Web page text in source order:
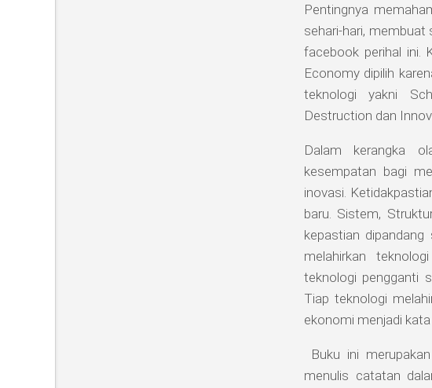
Pentingnya
sehari-hari,
facebook perihal ini.
Economy dipilih
teknologi yakni
Destruction dan
Dalam kerangka
kesempatan bagi
inovasi.
baru. Sistem,
kepastian dipandang
melahirkan
teknologi pengganti
Tiap teknologi
ekonomi menjadi
Buku ini
menulis catatan